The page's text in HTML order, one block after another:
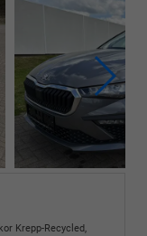
Krepp-Recycled,